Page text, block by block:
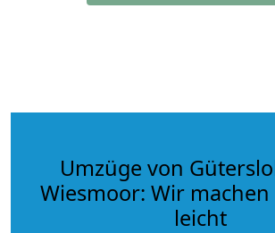
Umzüge von
Wiesmoor: Wir
leicht